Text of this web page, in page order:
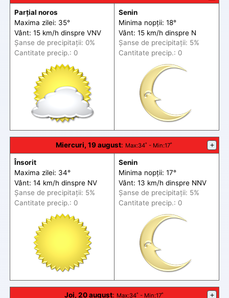
Parțial noros
Maxima zilei: 35°
Vânt: 15 km/h dinspre VNV
Șanse de precipitații: 0%
Cantitate precip.: 0
Senin
Minima nopții: 18°
Vânt: 15 km/h dinspre N
Șanse de precipitații: 5%
Cantitate precip.: 0
Miercuri, 19 august: Max:34˚ - Min:17˚ +
Însorit
Maxima zilei: 34°
Vânt: 14 km/h dinspre NV
Șanse de precipitații: 5%
Cantitate precip.: 0
Senin
Minima nopții: 17°
Vânt: 13 km/h dinspre NNV
Șanse de precipitații: 5%
Cantitate precip.: 0
Joi, 20 august: Max:34˚ - Min:17˚ +